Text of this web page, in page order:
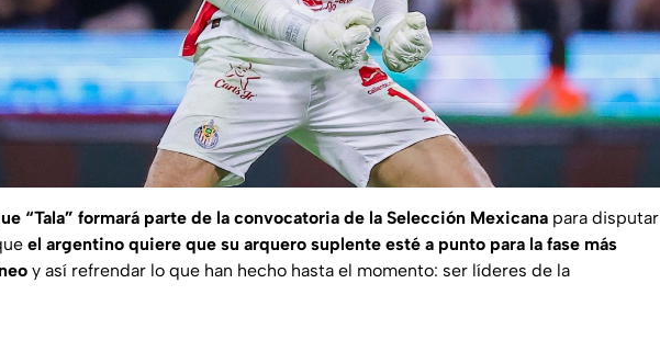
“Tala” formará parte de la convocatoria de la Selección Mexicana para disputar
el argentino quiere que su arquero suplente esté a punto para la fase más
y así refrendar lo que han hecho hasta el momento: ser líderes de la